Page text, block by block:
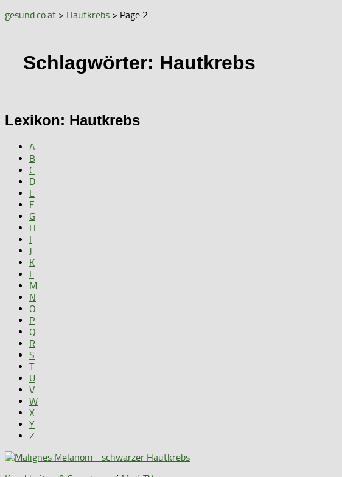
gesund.co.at > Hautkrebs > Page 2
Schlagwörter: Hautkrebs
Lexikon: Hautkrebs
A
B
C
D
E
F
G
H
I
J
K
L
M
N
O
P
Q
R
S
T
U
V
W
X
Y
Z